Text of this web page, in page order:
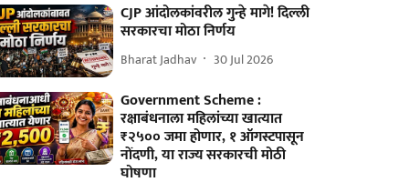
CJP आंदोलकांवरील गुन्हे मागे! दिल्ली
सरकारचा मोठा निर्णय
Bharat Jadhav 30 Jul 2026
Government Scheme :
रक्षाबंधनाला महिलांच्या खात्यात
₹२५०० जमा होणार, १ ऑगस्टपासून
नोंदणी, या राज्य सरकारची मोठी
घोषणा